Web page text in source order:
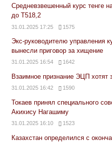
Средневзвешенный курс тенге
до Т518,2
31.01.2025 17:25 1575
Экс-руководителю управления
вынесли приговор за хищение
31.01.2025 16:54 1642
Взаимное признание ЭЦП хотят
31.01.2025 16:42 1590
Токаев принял специального
Акихису Нагашиму
31.01.2025 16:10 1523
Казахстан определился с